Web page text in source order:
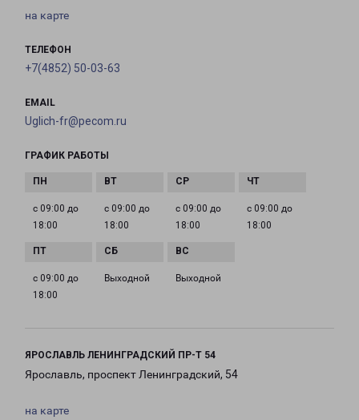
на карте
ТЕЛЕФОН
+7(4852) 50-03-63
EMAIL
Uglich-fr@pecom.ru
ГРАФИК РАБОТЫ
с 09:00 до
18:00
с 09:00 до
18:00
с 09:00 до
18:00
с 09:00 до
18:00
с 09:00 до
18:00
Выходной Выходной
ЯРОСЛАВЛЬ ЛЕНИНГРАДСКИЙ ПР-Т 54
Ярославль, проспект Ленинградский, 54
на карте